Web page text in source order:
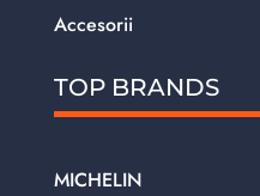
Accesorii
TOP BRANDS
MICHELIN